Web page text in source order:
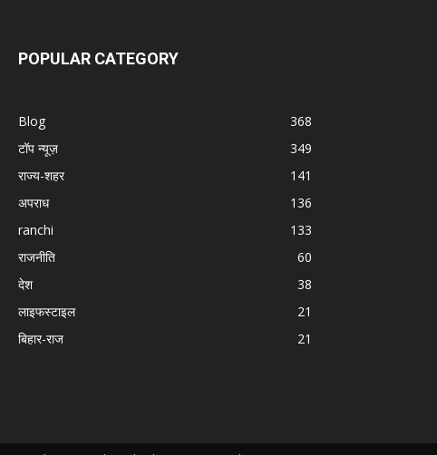
POPULAR CATEGORY
Blog
368
टॉप न्यूज़
349
राज्य-शहर
141
अपराध
136
ranchi
133
राजनीति
60
देश
38
लाइफस्टाइल
21
बिहार-राज
21